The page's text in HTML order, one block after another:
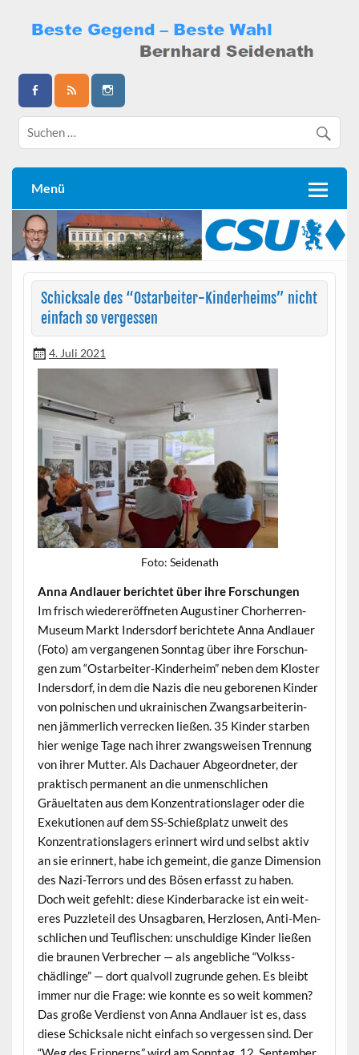
content
Bernhard Seidenath
Menü
Schicksale des “Ostarbeiter-Kinderheims” nicht
einfach so vergessen
4. Juli 2021
Foto: Sei­de­nath
Anna And­lauer berichtet über ihre Forschungen
Im frisch wieder­eröffneten Augustin­er Chorher­ren-
Muse­um Markt Inder­s­dorf berichtete Anna And­lauer
(Foto) am ver­gan­genen Son­ntag über ihre Forschun­
gen zum “Ostar­beit­er-Kinder­heim” neben dem Kloster
Inder­s­dorf, in dem die Nazis die neu gebore­nen Kinder
von pol­nis­chen und ukrainis­chen Zwangsar­bei­t­erin­
nen jäm­mer­lich ver­reck­en ließen. 35 Kinder star­ben
hier wenige Tage nach ihrer zwangsweisen Tren­nung
von ihrer Mut­ter. Als Dachauer Abge­ord­neter, der
prak­tisch per­ma­nent an die unmen­schlichen
Gräueltat­en aus dem Konzen­tra­tionslager oder die
Exeku­tio­nen auf dem SS-Schieß­platz unweit des
Konzen­tra­tionslagers erin­nert wird und selb­st aktiv
an sie erin­nert, habe ich gemeint, die ganze Dimen­sion
des Nazi-Ter­rors und des Bösen erfasst zu haben.
Doch weit gefehlt: diese Kinder­baracke ist ein weit­
eres Puz­zleteil des Unsag­baren, Her­zlosen, Anti-Men­
schlichen und Teu­flis­chen: unschuldige Kinder ließen
die braunen Ver­brech­er — als ange­bliche “Volkss­
chädlinge” — dort qualvoll zugrunde gehen. Es bleibt
immer nur die Frage: wie kon­nte es so weit kom­men?
Das große Ver­di­enst von Anna And­lauer ist es, dass
diese Schick­sale nicht ein­fach so vergessen sind. Der